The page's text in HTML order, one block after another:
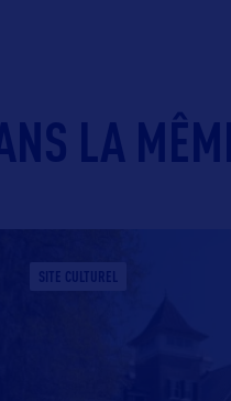
LA
SITE CULTUREL